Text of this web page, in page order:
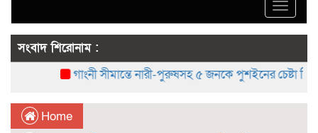
Toggle
সংবাদ শিরোনাম :
গাংনী সীমান্তে নারী-পুরুষসহ ৫ জনকে পুশইনের চেষ্টা
Home